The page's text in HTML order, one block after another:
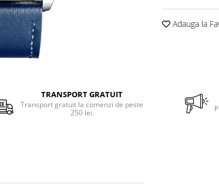
Adauga la
TRANSPORT GRATUIT
Transport gratuit la comenzi de peste
250 lei.